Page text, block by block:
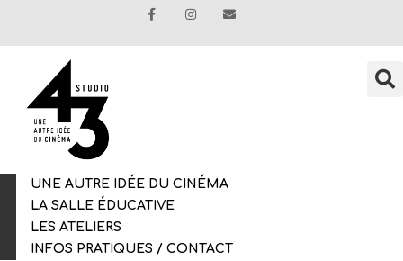
UNE AUTRE IDÉE DU CINÉMA
LA SALLE ÉDUCATIVE
LES ATELIERS
INFOS PRATIQUES / CONTACT